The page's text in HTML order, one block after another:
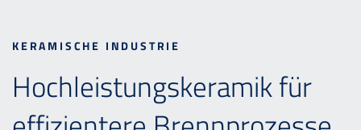
KERAMISCHE INDUSTRIE
Hochleistungskeramik für